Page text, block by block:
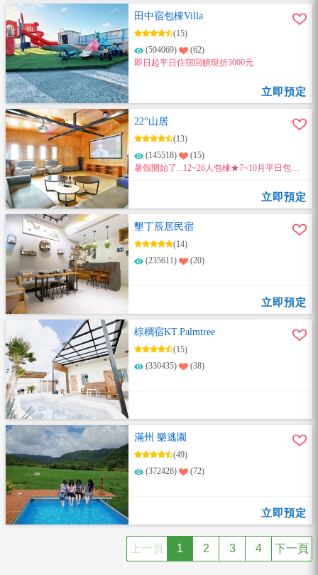
(兩人房x3間+四人房x2間) ●16人包棟14000元
(兩人房×2間+四人房×3間) ●18人包棟16000元
(兩人房x3間+四人房x3間) ●20人包棟18000元
(兩人房×3間+四人房×3間)(加2床） 詳情請洽
訂房專屬Line@ ID ：@846dwyrj聯絡電話：
田中宿包棟Villa
(15)
(594069)
(62)
即日起平日住宿回饋現折3000元
立即預定
22°山居
(13)
(145518)
(15)
暑假開始了...12~26人包棟★7~10月平日包棟
立即預定
墾丁辰居民宿
(14)
(235611)
(20)
立即預定
棕櫚宿KT.Palmtree
(15)
(330435)
(38)
滿州 樂逃園
(49)
(372428)
(72)
立即預定
上一頁 1 2 3 4 下一頁